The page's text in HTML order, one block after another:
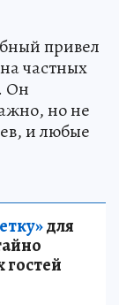
привел
частных
Он
но не
и любые
для
гостей